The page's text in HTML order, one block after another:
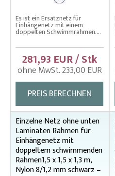
Einhängenetze im
Einhängenetze mit
Rahmen
100 x 100 cm
125 x 125 cm
150 x 150 cm
180 x 180 cm
240 x 240 cm
75 x 75 cm
Einzelne Netz MIT
Einhängenetz mit
Rahmen
Einzelne Netz OHNE
Einhängenetz mit
Es ist ein Ersatznetz für
Einhängenetz mit einem
doppelten Schwimmrahmen....
281,93 EUR / Stk
ohne MwSt. 233,00 EUR
PREIS BERECHNEN
Einzelne Netz ohne unten
Laminaten Rahmen für
Einhängenetz mit
doppeltem schwimmenden
Rahmen1,5 x 1,5 x 1,3 m,
Nylon 8/1,2 mm schwarz –